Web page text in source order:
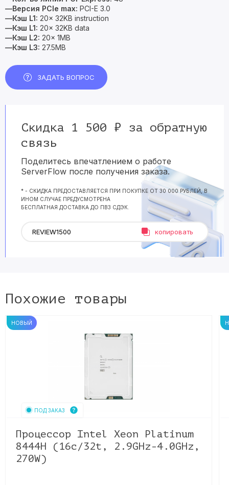
—Версия PCIe max: PCI-E 3.0
—Кэш L1: 20x 32KB instruction
—Кэш L1: 20x 32KB data
—Кэш L2: 20x 1MB
—Кэш L3: 27.5MB
ЗАДАТЬ ВОПРОС
Скидка 1 500 ₽ за обратную
связь
Поделитесь впечатлением о работе
ServerFlow после получения заказа.
* - СКИДКА ПРЕДОСТАВЛЯЕТСЯ ПРИ ПОКУПКЕ ОТ 30 000 РУБЛЕЙ, В
ИНОМ СЛУЧАЕ ПРЕДУСМОТРЕНА
БЕСПЛАТНАЯ ДОСТАВКА ДО ПВЗ СДЭК.
копировать
Похожие товары
НОВЫЙ
ПОД ЗАКАЗ
​Процессор Intel Xeon Platinum
8444H (16c/32t, 2.9GHz-4.0GHz,
270W)